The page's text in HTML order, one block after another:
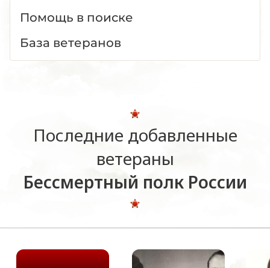
Помощь в поиске
База ветеранов
Последние добавленные
ветераны
Бессмертный полк России